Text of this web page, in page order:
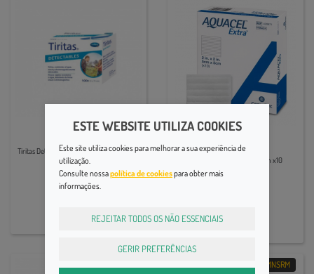
Primeiros Socorros
Tiritas Detec Penso Detec 19x72mm X 100
11,55€
Aquacel Extra Penso 5x5cm x10
MNSRM
ESTE WEBSITE UTILIZA COOKIES
Este site utiliza cookies para melhorar a sua experiência de
utilização.
Consulte nossapolítica de cookiespara obter mais
informações.
REJEITAR TODOS OS NÃO ESSENCIAIS
GERIR PREFERÊNCIAS